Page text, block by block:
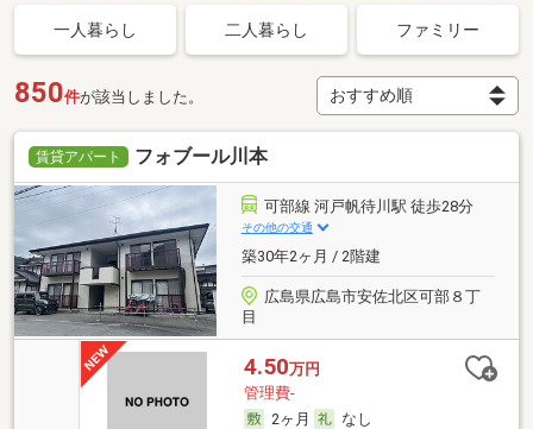
一人暮らし 二人暮らし ファミリー
850件が該当しました。
賃貸アパート フォブール川本
可部線 河戸帆待川駅 徒歩28分
その他の交通
築30年2ヶ月 / 2階建
広島県広島市安佐北区可部８丁
目
4.50万円
管理費-
2ヶ月
なし